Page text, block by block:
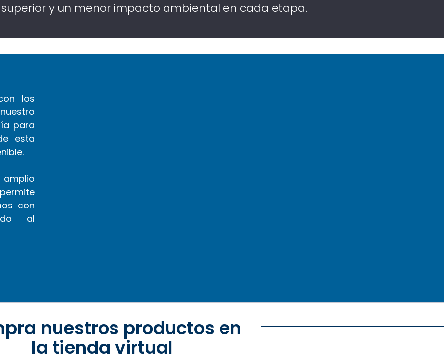
y un menor impacto ambiental en cada etapa.
los
para
esta
amplio
con
al
nuestros productos en
la tienda virtual